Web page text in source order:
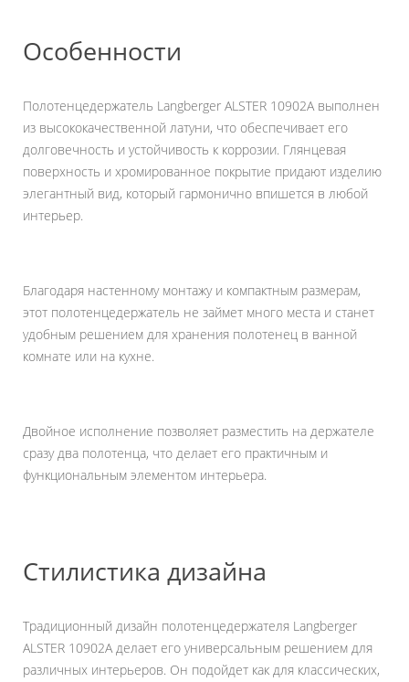
Особенности
Полотенцедержатель Langberger ALSTER 10902A выполнен
из высококачественной латуни, что обеспечивает его
долговечность и устойчивость к коррозии. Глянцевая
поверхность и хромированное покрытие придают изделию
элегантный вид, который гармонично впишется в любой
интерьер.
Благодаря настенному монтажу и компактным размерам,
этот полотенцедержатель не займет много места и станет
удобным решением для хранения полотенец в ванной
комнате или на кухне.
Двойное исполнение позволяет разместить на держателе
сразу два полотенца, что делает его практичным и
функциональным элементом интерьера.
Стилистика дизайна
Традиционный дизайн полотенцедержателя Langberger
ALSTER 10902A делает его универсальным решением для
различных интерьеров. Он подойдет как для классических,